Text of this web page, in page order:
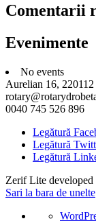
Comentarii
Evenimente
No events
Aurelian 16,
0040 745 526 896
Legătură
Legătură
Legătură
Zerif Lite developed
Sari la bara de unelte
Despre